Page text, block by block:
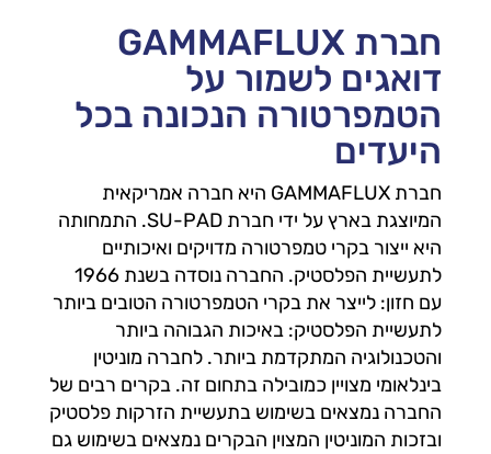
חברת GAMMAFLUX
דואגים לשמור על
הטמפרטורה הנכונה בכל
היעדים
חברת GAMMAFLUX היא חברה אמריקאית
המיוצגת בארץ על ידי חברת SU-PAD. התמחותה
היא ייצור בקרי טמפרטורה מדויקים ואיכותיים
לתעשיית הפלסטיק. החברה נוסדה בשנת 1966
עם חזון: לייצר את בקרי הטמפרטורה הטובים ביותר
לתעשיית הפלסטיק: באיכות הגבוהה ביותר
והטכנולוגיה המתקדמת ביותר. לחברה מוניטין
בינלאומי מצויין כמובילה בתחום זה. בקרים רבים של
החברה נמצאים בשימוש בתעשיית הזרקות פלסטיק
ובזכות המוניטין המצוין הבקרים נמצאים בשימוש גם